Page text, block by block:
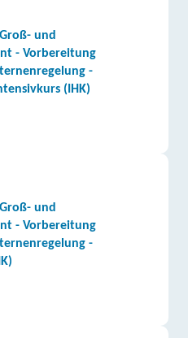
und
- Vorbereitung
-
(IHK)
und
- Vorbereitung
-